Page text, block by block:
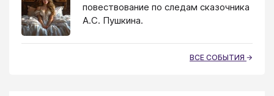
повествование по следам сказочника
А.С. Пушкина.
ВСЕ СОБЫТИЯ